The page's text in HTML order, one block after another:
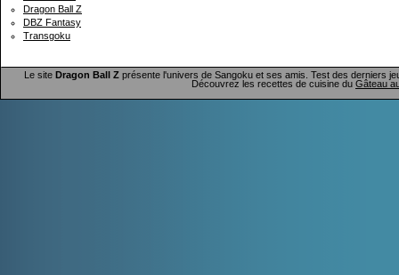
Dragon Ball Z
DBZ Fantasy
Transgoku
Le site Dragon Ball Zprésente l'univers de Sangoku et ses amis. Test des derniers
Découvrez les recettes de cuisine du Gâteau